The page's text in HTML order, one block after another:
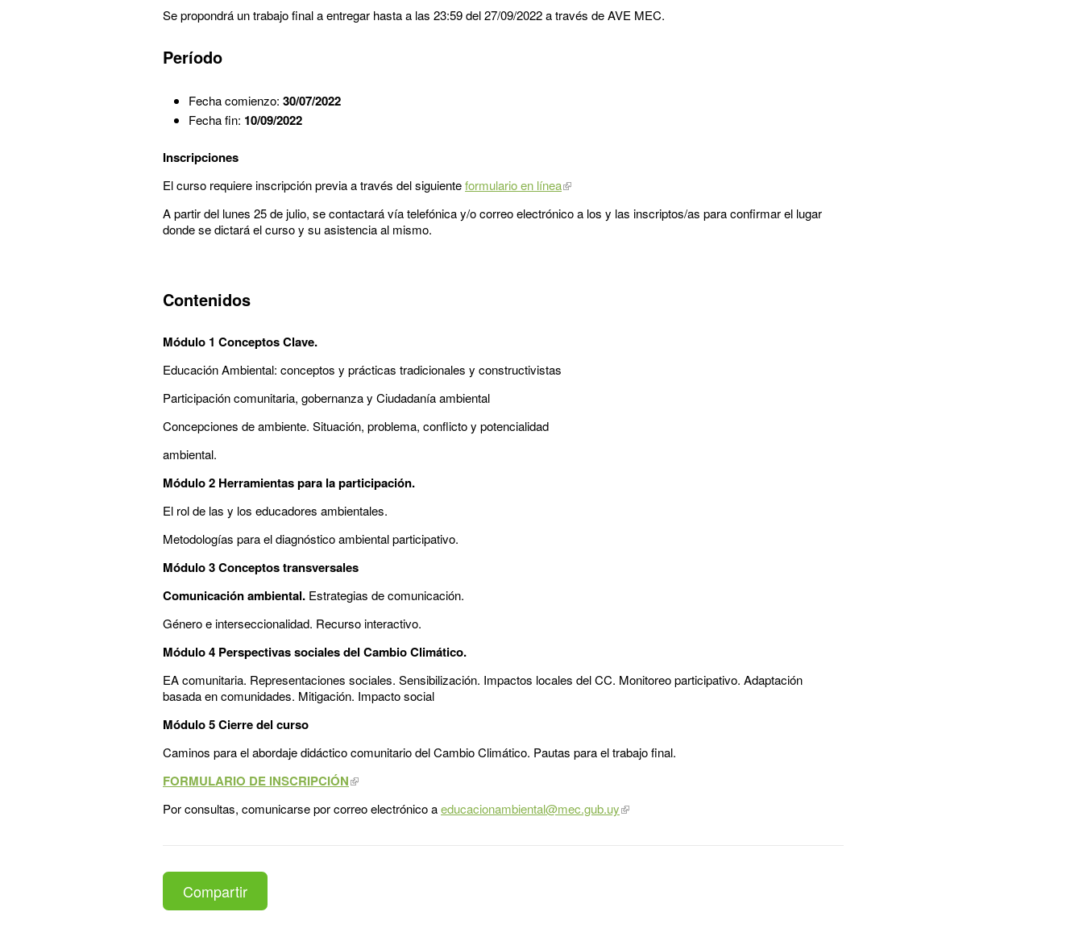
Se propondrá un trabajo final a entregar hasta a las 23:59 del 27/09/2022 a través de AVE MEC.
Período
Fecha comienzo: 30/07/2022
Fecha fin: 10/09/2022
Inscripciones
El curso requiere inscripción previa a través del siguienteformulario en línea
A partir del lunes 25 de julio, se contactará vía telefónica y/o correo electrónico a los y las inscriptos/as para confirmar el lugar
donde se dictará el curso y su asistencia al mismo.
Contenidos
Módulo 1 Conceptos Clave.
Educación Ambiental: conceptos y prácticas tradicionales y constructivistas
Participación comunitaria, gobernanza y Ciudadanía ambiental
Concepciones de ambiente. Situación, problema, conflicto y potencialidad
ambiental.
Módulo 2 Herramientas para la participación.
El rol de las y los educadores ambientales.
Metodologías para el diagnóstico ambiental participativo.
Módulo 3 Conceptos transversales
Comunicación ambiental. Estrategias de comunicación.
Género e interseccionalidad. Recurso interactivo.
Módulo 4 Perspectivas sociales del Cambio Climático.
EA comunitaria. Representaciones sociales. Sensibilización. Impactos locales del CC. Monitoreo participativo. Adaptación
basada en comunidades. Mitigación. Impacto social
Módulo 5 Cierre del curso
Caminos para el abordaje didáctico comunitario del Cambio Climático. Pautas para el trabajo final.
FORMULARIO DE INSCRIPCIÓN
Por consultas, comunicarse por correo electrónico aeducacionambiental@mec.gub.uy
Compartir